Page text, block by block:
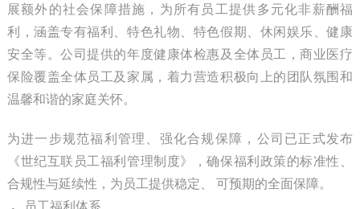
展额外的社会保障措施，为所有员工提供多元化非薪酬福
利，涵盖专有福利、特色礼物、特色假期、休闲娱乐、健康
安全等。公司提供的年度健康体检惠及全体员工，商业医疗
保险覆盖全体员工及家属，着力营造积极向上的团队氛围和
温馨和谐的家庭关怀。
为进一步规范福利管理、强化合规保障，公司已正式发布
《世纪互联员工福利管理制度》，确保福利政策的标准性、
合规性与延续性，为员工提供稳定、 可预期的全面保障。